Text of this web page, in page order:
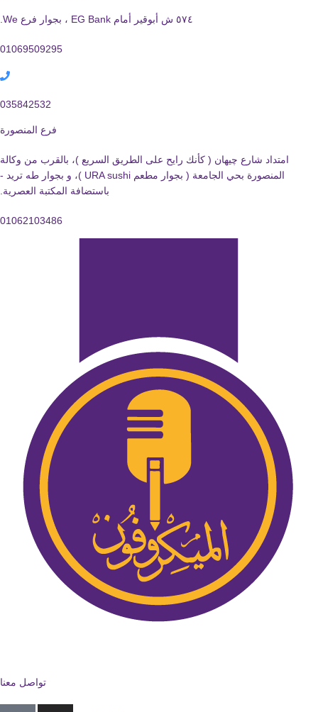
01069509295
035842532
فرع المنصورة
امتداد شارع چيهان ( كأنك رايح على الطريق السريع )، بالقرب من وكالة
المنصورة بحي الجامعة ( بجوار مطعم URA sushi )، و بجوار طه تريد -
باستضافة المكتبة العصرية.
01062103486
تواصل معنا